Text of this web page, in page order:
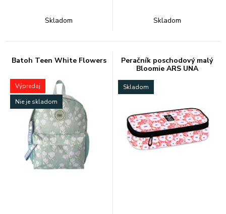
Skladom Skladom
Batoh Teen White Flowers
Výpredaj
Nie je skladom
Peračník poschodový malý
Bloomie ARS UNA
Skladom